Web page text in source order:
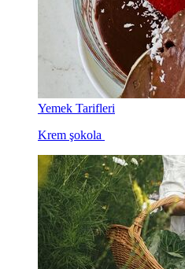
Yemek Tarifleri
Krem şokola